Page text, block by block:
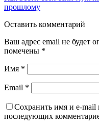
прошлому
Оставить комментарий
Ваш адрес email не будет
помечены *
Имя *
Email *
Сохранить имя и e-mail
последующих